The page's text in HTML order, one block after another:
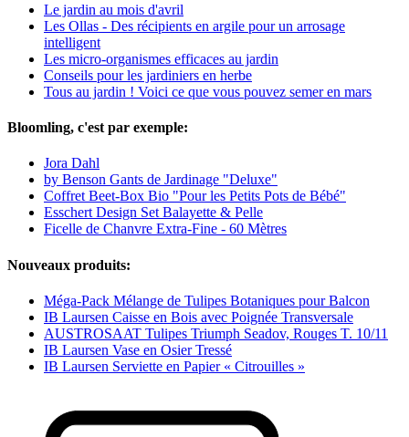
Le jardin au mois d'avril
Les Ollas - Des récipients en argile pour un arrosage
intelligent
Les micro-organismes efficaces au jardin
Conseils pour les jardiniers en herbe
Tous au jardin ! Voici ce que vous pouvez semer en mars
Bloomling, c'est par exemple:
Jora Dahl
by Benson Gants de Jardinage "Deluxe"
Coffret Beet-Box Bio "Pour les Petits Pots de Bébé"
Esschert Design Set Balayette & Pelle
Ficelle de Chanvre Extra-Fine - 60 Mètres
Nouveaux produits:
Méga-Pack Mélange de Tulipes Botaniques pour Balcon
IB Laursen Caisse en Bois avec Poignée Transversale
AUSTROSAAT Tulipes Triumph Seadov, Rouges T. 10/11
IB Laursen Vase en Osier Tressé
IB Laursen Serviette en Papier « Citrouilles »